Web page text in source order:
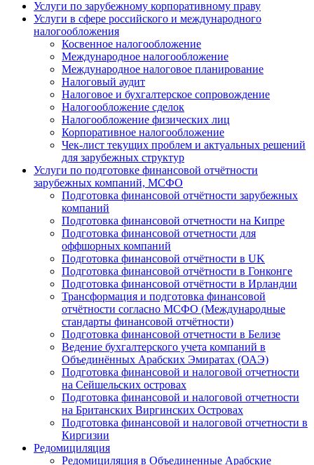
Услуги по зарубежному корпоративному праву
Услуги в сфере российского и международного
налогообложения
Косвенное налогообложение
Международное налогообложение
Международное налоговое планирование
Налоговый аудит
Налоговое и бухгалтерское сопровождение
Налогообложение сделок
Налогообложение физических лиц
Корпоративное налогообложение
Чек-лист текущих проблем и актуальных решений
для зарубежных структур
Услуги по подготовке финансовой отчётности
зарубежных компаний, МСФО
Подготовка финансовой отчётности зарубежных
компаний
Подготовка финансовой отчетности на Кипре
Подготовка финансовой отчетности для
оффшорных компаний
Подготовка финансовой отчётности в UK
Подготовка финансовой отчётности в Гонконге
Подготовка финансовой отчётности в Ирландии
Трансформация и подготовка финансовой
отчётности согласно МСФО (Международные
стандарты финансовой отчётности)
Подготовка финансовой отчетности в Белизе
Ведение бухгалтерского учета компаний в
Объединённых Арабских Эмиратах (ОАЭ)
Подготовка финансовой и налоговой отчетности
на Сейшельских островах
Подготовка финансовой и налоговой отчетности
на Британских Виргинских Островах
Подготовка финансовой и налоговой отчетности в
Киргизии
Редомициляция
Редомициляция в Объединенные Арабские